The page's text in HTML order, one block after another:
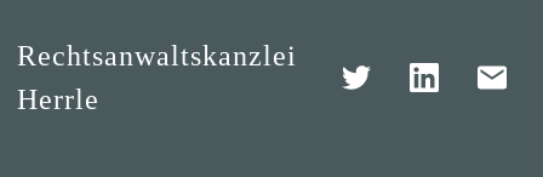
Rechtsanwaltskanzlei
Herrle